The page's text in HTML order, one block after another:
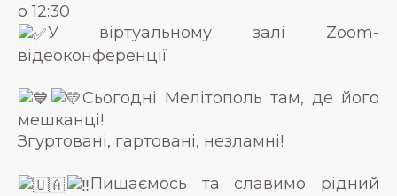
о 12:30
У віртуальному залі Zoom-
відеоконференції
Сьогодні Мелітополь там, де його
мешканці!
Згуртовані, гартовані, незламні!
Пишаємось та славимо рідний